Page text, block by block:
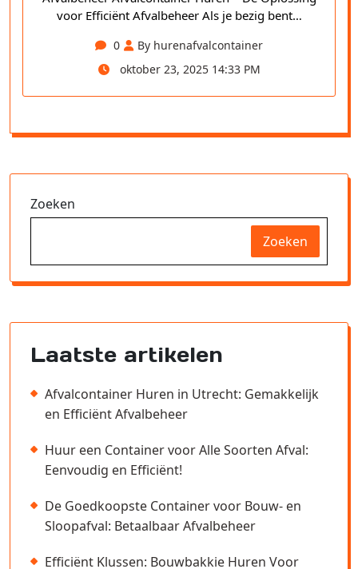
voor Efficiënt Afvalbeheer Als je bezig bent…
0
By hurenafvalcontainer
oktober 23, 2025 14:33 PM
Zoeken
Zoeken
Laatste artikelen
Afvalcontainer Huren in Utrecht: Gemakkelijk
en Efficiënt Afvalbeheer
Huur een Container voor Alle Soorten Afval:
Eenvoudig en Efficiënt!
De Goedkoopste Container voor Bouw- en
Sloopafval: Betaalbaar Afvalbeheer
Efficiënt Klussen: Bouwbakkie Huren Voor